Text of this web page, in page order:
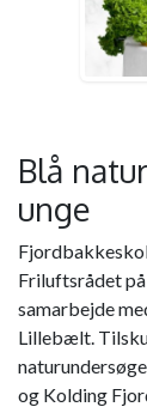
Blå
unge
Friluftsrådet
samarbejde
Lillebælt.
og Kolding